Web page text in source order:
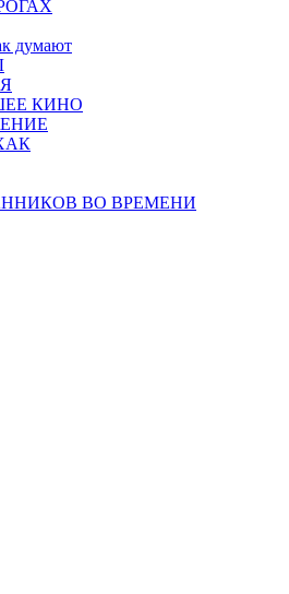
думают
КИНО
ВО ВРЕМЕНИ